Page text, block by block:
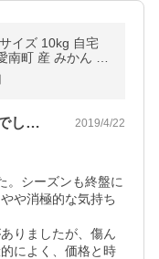
イズ 10kg 自宅
南町 産 みかん の
キロ
今シーズン、3回目の文旦の購入でした。… 2019/4/22
。シーズンも終盤に
や消極的な気持ち
りましたが、傷ん
によく、価格と時